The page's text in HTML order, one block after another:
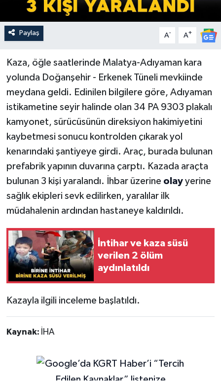
Paylaş A- A+
Kaza, öğle saatlerinde Malatya-Adıyaman kara
yolunda Doğanşehir - Erkenek Tüneli mevkiinde
meydana geldi. Edinilen bilgilere göre, Adıyaman
istikametine seyir halinde olan 34 PA 9303 plakalı
kamyonet, sürücüsünün direksiyon hakimiyetini
kaybetmesi sonucu kontrolden çıkarak yol
kenarındaki şantiyeye girdi. Araç, burada bulunan
prefabrik yapının duvarına çarptı. Kazada araçta
bulunan 3 kişi yaralandı. İhbar üzerine olay yerine
sağlık ekipleri sevk edilirken, yaralılar ilk
müdahalenin ardından hastaneye kaldırıldı.
İntihar ve kaza süsü
verilen 2 ölüm
aydınlatıldı
Kazayla ilgili inceleme başlatıldı.
Kaynak: İHA